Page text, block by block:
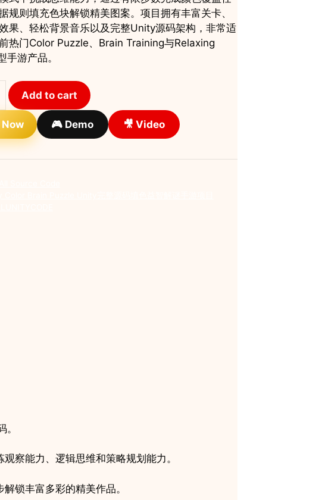
规则填充色块解锁精美图案。项目拥有丰富关卡、
果、轻松背景音乐以及完整Unity源码架构，非常适
热门Color Puzzle、Brain Training与Relaxing
手游产品。
Add to cart
Now 🎮 Demo 🎥 Video
察能力、逻辑思维和策略规划能力。
锁丰富多彩的精美作品。